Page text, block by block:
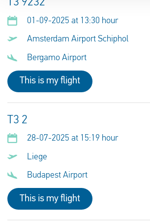
T3 9232
01-09-2025 at 13:30 hour
Amsterdam Airport Schiphol
Bergamo Airport
This is my flight
T3 2
28-07-2025 at 15:19 hour
Liege
Budapest Airport
This is my flight